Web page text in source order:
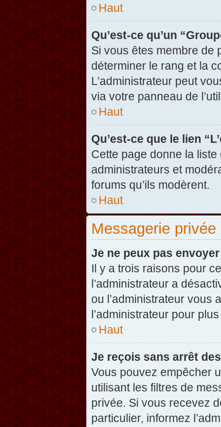
Haut
Qu’est-ce qu’un
Si vous êtes membre de
déterminer le rang et la
L’administrateur peut
via votre panneau de
Haut
Qu’est-ce que le lien
Cette page donne la
administrateurs et
forums qu’ils modèrent.
Haut
Messagerie privée
Je ne peux pas
Il y a trois raisons pour
l’administrateur a
ou l’administrateur vous
l’administrateur pour
Haut
Je reçois sans arrêt
Vous pouvez empêcher
utilisant les filtres de
privée. Si vous recevez
particulier, informez